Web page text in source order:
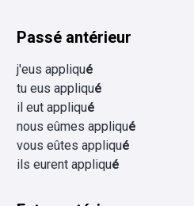
Passé antérieur
j'eus appliqué
tu eus appliqué
il eut appliqué
nous eûmes appliqué
vous eûtes appliqué
ils eurent appliqué